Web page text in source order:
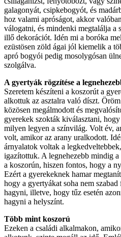
galagonyát, csipkebogyót, és
hoz valami apróságot, akkor
válogatni, és mindenki megtalálja a
illő dekorációt. Idén mi a boróka
ezüstösen zöld ágai jól kiemelik a
apró bogyói pedig mosolygósan
szolgálva.
A gyertyák rögzítése a
Szeretem készíteni a koszorút a
alkottuk az asztalra való díszt.
közösen megálmodott és
gyerekek szokták kiválasztani,
milyen legyen a színvilág. Volt év,
volt, amikor az arany uralkodott.
árnyalatok voltak a
igazítottuk. A legnehezebb mindig
a koszorún, hiszen fontos, hogy a
Ezért a gyerekeknek hamar
hogy a gyertyákat soha nem
hagyni, illetve, hogy tűz esetén
hagyni a helyszínt.
Több mint koszorú
Ezeken a családi alkalmakon,